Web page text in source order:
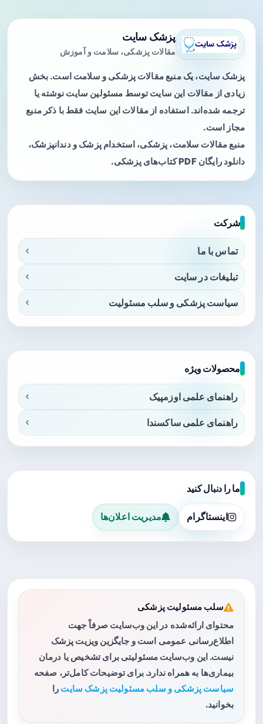
پزشک سایت
مقالات پزشکی، سلامت و آموزش
پزشک سایت، یک منبع مقالات پزشکی و سلامت است. بخش
زیادی از مقالات این سایت توسط مسئولین سایت نوشته یا
ترجمه شده‌اند. استفاده از مقالات این سایت فقط با ذکر منبع
مجاز است.
منبع مقالات سلامت، پزشکی، استخدام پزشک و دندانپزشک،
دانلود رایگان PDF کتاب‌های پزشکی.
شرکت
تماس با ما
تبلیغات در سایت
سیاست پزشکی و سلب مسئولیت
محصولات ویژه
راهنمای علمی اوزمپیک
راهنمای علمی ساکسندا
ما را دنبال کنید
اینستاگرام مدیریت اعلان‌ها
سلب مسئولیت پزشکی
محتوای ارائه‌شده در این وب‌سایت صرفاً جهت
اطلاع‌رسانی عمومی است و جایگزین ویزیت پزشک
نیست. این وب‌سایت مسئولیتی برای تشخیص یا درمان
بیماری‌ها به همراه ندارد. برای توضیحات کامل‌تر، صفحه
سیاست پزشکی و سلب مسئولیت پزشک سایت را
بخوانید.